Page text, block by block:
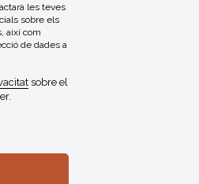
les teves
sobre els
així com
de dades a
sobre el